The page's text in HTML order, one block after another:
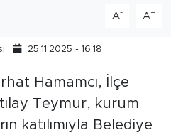
A- A+
25.11.2025 - 16:18
Hamamcı, İlçe
Teymur, kurum
katılımıyla Belediye